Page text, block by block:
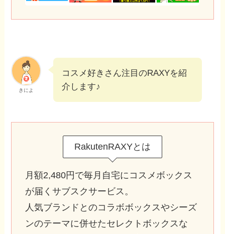
きによ
コスメ好きさん注目のRAXYを紹
介します♪
RakutenRAXYとは
月額2,480円で毎月自宅にコスメボックス
が届くサブスクサービス。
人気ブランドとのコラボボックスやシーズ
ンのテーマに併せたセレクトボックスな